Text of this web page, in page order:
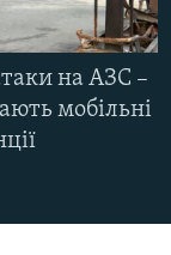
на АЗС –
мобільні